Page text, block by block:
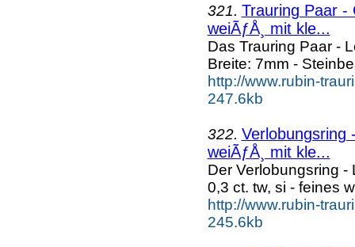
321. Trauring Paar -
weiÃƒÅ¸ mit kle...
Das Trauring Paar -
Breite: 7mm -
http://www.rubin-
247.6kb
322. Verlobungsring
weiÃƒÅ¸ mit kle...
Der Verlobungsring -
0,3 ct. tw, si - feines
http://www.rubin-
245.6kb